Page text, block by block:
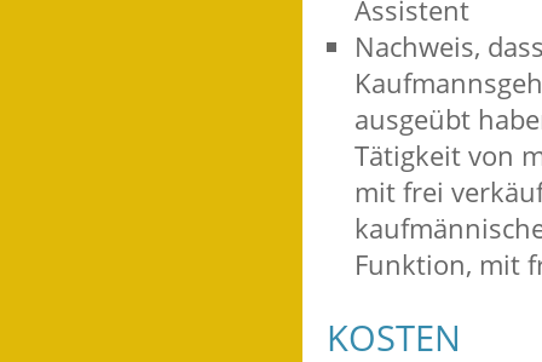
Assistent
Nachweis,
ausgeübt
Tätigkeit von
mit frei
Funktion, mit
KOSTEN